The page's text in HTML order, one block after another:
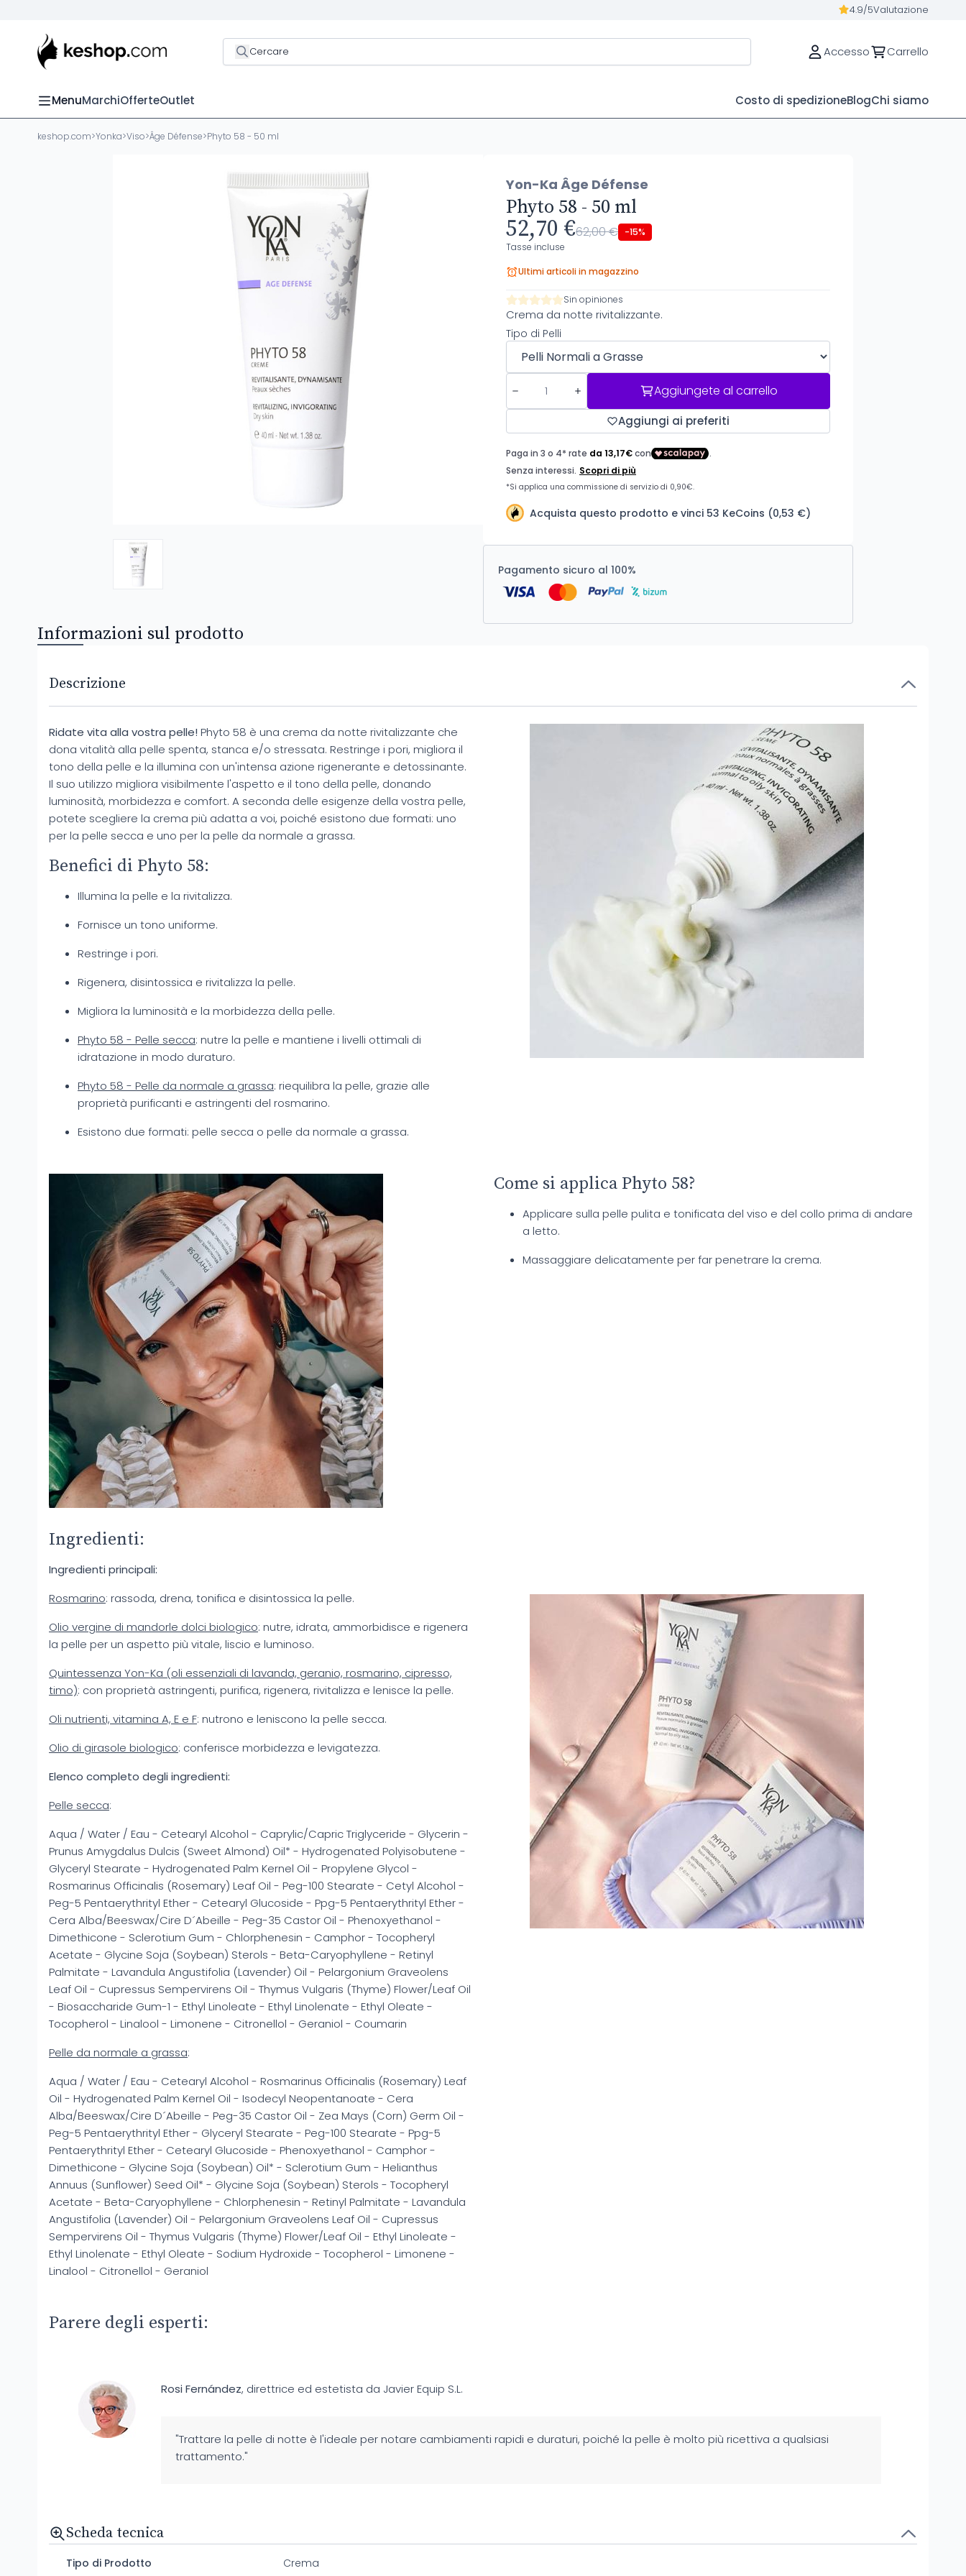
4.9/5Valutazione
Cercare Accesso Carrello
MenuMarchiOfferteOutlet Costo di spedizioneBlogChi siamo
keshop.com>Yonka>Viso>Âge Défense>Phyto 58 - 50 ml
Yon-Ka Âge Défense
Phyto 58 - 50 ml
52,70 €62,00 € -15%
Tasse incluse
Ultimi articoli in magazzino
Sin opiniones
Crema da notte rivitalizzante.
Tipo di Pelli
Aggiungete al carrello
Aggiungi ai preferiti
Acquista questo prodotto e vinci 53 KeCoins (0,53 €)
Pagamento sicuro al 100%
Informazioni sul prodotto
Descrizione
Ridate vita alla vostra pelle! Phyto 58 è una crema da notte rivitalizzante che
dona vitalità alla pelle spenta, stanca e/o stressata. Restringe i pori, migliora il
tono della pelle e la illumina con un'intensa azione rigenerante e detossinante.
Il suo utilizzo migliora visibilmente l'aspetto e il tono della pelle, donando
luminosità, morbidezza e comfort. A seconda delle esigenze della vostra pelle,
potete scegliere la crema più adatta a voi, poiché esistono due formati: uno
per la pelle secca e uno per la pelle da normale a grassa.
Benefici di Phyto 58:
Illumina la pelle e la rivitalizza.
Fornisce un tono uniforme.
Restringe i pori.
Rigenera, disintossica e rivitalizza la pelle.
Migliora la luminosità e la morbidezza della pelle.
Phyto 58 - Pelle secca: nutre la pelle e mantiene i livelli ottimali di
idratazione in modo duraturo.
Phyto 58 - Pelle da normale a grassa: riequilibra la pelle, grazie alle
proprietà purificanti e astringenti del rosmarino.
Esistono due formati: pelle secca o pelle da normale a grassa.
Come si applica Phyto 58?
Applicare sulla pelle pulita e tonificata del viso e del collo prima di andare
a letto.
Massaggiare delicatamente per far penetrare la crema.
Ingredienti:
Ingredienti principali:
Rosmarino: rassoda, drena, tonifica e disintossica la pelle.
Olio vergine di mandorle dolci biologico: nutre, idrata, ammorbidisce e rigenera
la pelle per un aspetto più vitale, liscio e luminoso.
Quintessenza Yon-Ka (oli essenziali di lavanda, geranio, rosmarino, cipresso,
timo): con proprietà astringenti, purifica, rigenera, rivitalizza e lenisce la pelle.
Oli nutrienti, vitamina A, E e F: nutrono e leniscono la pelle secca.
Olio di girasole biologico: conferisce morbidezza e levigatezza.
Elenco completo degli ingredienti:
Pelle secca:
Aqua / Water / Eau - Cetearyl Alcohol - Caprylic/Capric Triglyceride - Glycerin -
Prunus Amygdalus Dulcis (Sweet Almond) Oil* - Hydrogenated Polyisobutene -
Glyceryl Stearate - Hydrogenated Palm Kernel Oil - Propylene Glycol -
Rosmarinus Officinalis (Rosemary) Leaf Oil - Peg-100 Stearate - Cetyl Alcohol -
Peg-5 Pentaerythrityl Ether - Cetearyl Glucoside - Ppg-5 Pentaerythrityl Ether -
Cera Alba/Beeswax/Cire D´Abeille - Peg-35 Castor Oil - Phenoxyethanol -
Dimethicone - Sclerotium Gum - Chlorphenesin - Camphor - Tocopheryl
Acetate - Glycine Soja (Soybean) Sterols - Beta-Caryophyllene - Retinyl
Palmitate - Lavandula Angustifolia (Lavender) Oil - Pelargonium Graveolens
Leaf Oil - Cupressus Sempervirens Oil - Thymus Vulgaris (Thyme) Flower/Leaf Oil
- Biosaccharide Gum-1 - Ethyl Linoleate - Ethyl Linolenate - Ethyl Oleate -
Tocopherol - Linalool - Limonene - Citronellol - Geraniol - Coumarin
Pelle da normale a grassa:
Aqua / Water / Eau - Cetearyl Alcohol - Rosmarinus Officinalis (Rosemary) Leaf
Oil - Hydrogenated Palm Kernel Oil - Isodecyl Neopentanoate - Cera
Alba/Beeswax/Cire D´Abeille - Peg-35 Castor Oil - Zea Mays (Corn) Germ Oil -
Peg-5 Pentaerythrityl Ether - Glyceryl Stearate - Peg-100 Stearate - Ppg-5
Pentaerythrityl Ether - Cetearyl Glucoside - Phenoxyethanol - Camphor -
Dimethicone - Glycine Soja (Soybean) Oil* - Sclerotium Gum - Helianthus
Annuus (Sunflower) Seed Oil* - Glycine Soja (Soybean) Sterols - Tocopheryl
Acetate - Beta-Caryophyllene - Chlorphenesin - Retinyl Palmitate - Lavandula
Angustifolia (Lavender) Oil - Pelargonium Graveolens Leaf Oil - Cupressus
Sempervirens Oil - Thymus Vulgaris (Thyme) Flower/Leaf Oil - Ethyl Linoleate -
Ethyl Linolenate - Ethyl Oleate - Sodium Hydroxide - Tocopherol - Limonene -
Linalool - Citronellol - Geraniol
Parere degli esperti:
Rosi Fernández, direttrice ed estetista da Javier Equip S.L.
"Trattare la pelle di notte è l'ideale per notare cambiamenti rapidi e duraturi, poiché la pelle è molto più ricettiva a qualsiasi
trattamento."
Scheda tecnica
Tipo di Prodotto Crema